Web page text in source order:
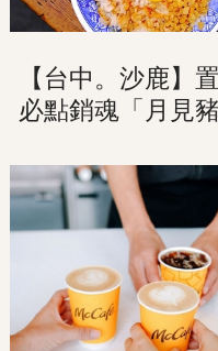
【台中。沙鹿】
必點銷魂「月見